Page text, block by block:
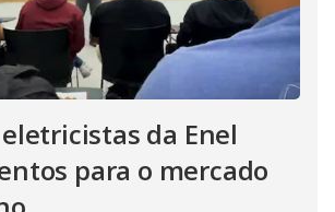
da Enel
para o mercado